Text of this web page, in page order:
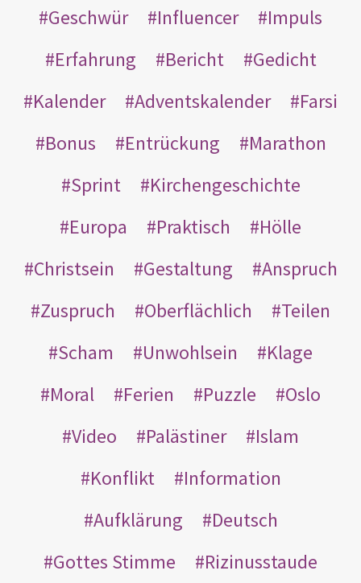
Geschwür
Influencer
Impuls
Erfahrung
Bericht
Gedicht
Kalender
Adventskalender
Farsi
Bonus
Entrückung
Marathon
Sprint
Kirchengeschichte
Europa
Praktisch
Hölle
Christsein
Gestaltung
Anspruch
Zuspruch
Oberflächlich
Teilen
Scham
Unwohlsein
Klage
Moral
Ferien Puzzle
Oslo
Video
Palästiner
Islam
Konflikt
Information
Aufklärung
Deutsch
Gottes Stimme
Rizinusstaude